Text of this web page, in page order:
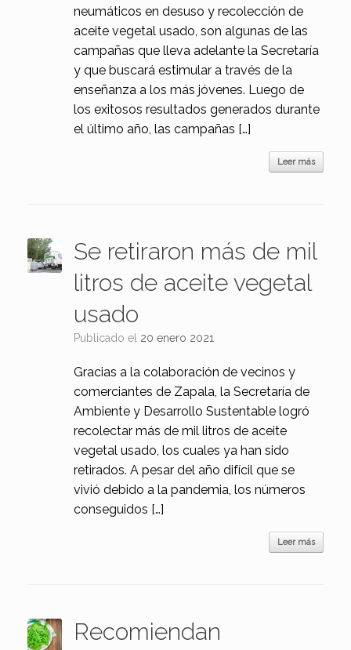
neumáticos en desuso y recolección de
aceite vegetal usado, son algunas de las
campañas que lleva adelante la Secretaría
y que buscará estimular a través de la
enseñanza a los más jóvenes. Luego de
los exitosos resultados generados durante
el último año, las campañas […]
Leer más
Se retiraron más de mil
litros de aceite vegetal
usado
Publicado el 20 enero 2021
Gracias a la colaboración de vecinos y
comerciantes de Zapala, la Secretaría de
Ambiente y Desarrollo Sustentable logró
recolectar más de mil litros de aceite
vegetal usado, los cuales ya han sido
retirados. A pesar del año difícil que se
vivió debido a la pandemia, los números
conseguidos […]
Leer más
Recomiendan